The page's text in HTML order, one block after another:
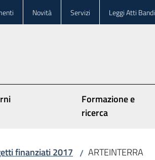
Novità Servizi Leggi Atti Bandi
Formazione e
ricerca
finanziati 2017 / ARTEINTERRA